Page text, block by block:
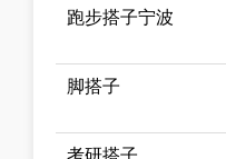
跑步搭子宁波
脚搭子
考研搭子